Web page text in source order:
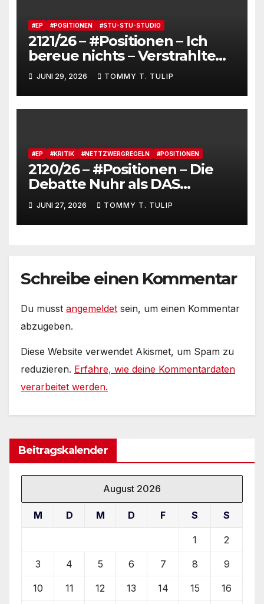
#EP #POSITIONEN #STU-STU-STUDIO
2121/26 – #Positionen – Ich
bereue nichts – Verstrahlte
Menschen, verstrahlte
Kommentare, verstrahltes
Gesamterlebnis auf Social
media
JUNI 29, 2026 TOMMY T. TULIP
#EP #KRITIK #NETTZWERGREGELN #POSITIONEN
2120/26 – #Positionen – Die
Debatte Nuhr als DAS
Shitbürgerthema des
Internets – 36° Grad, es wird
noch heißer #Tageslied
JUNI 27, 2026 TOMMY T. TULIP
Schreibe einen Kommentar
Du musst angemeldet sein, um einen Kommentar
abzugeben.
Diese Website verwendet Akismet, um Spam zu
reduzieren. Erfahre, wie deine Kommentardaten
verarbeitet werden.
Beitragskalender
August 2026
M D M D F S S
1 2
3 4 5 6 7 8 9
10 11 12 13 14 15 16